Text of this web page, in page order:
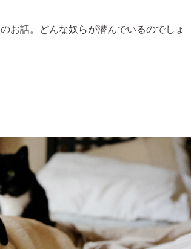
お話。どんな奴らが潜んでいるのでしょ